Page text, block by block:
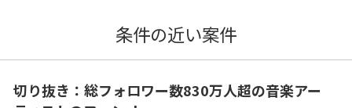
条件の近い案件
切り抜き：総フォロワー数830万人超の音楽アー